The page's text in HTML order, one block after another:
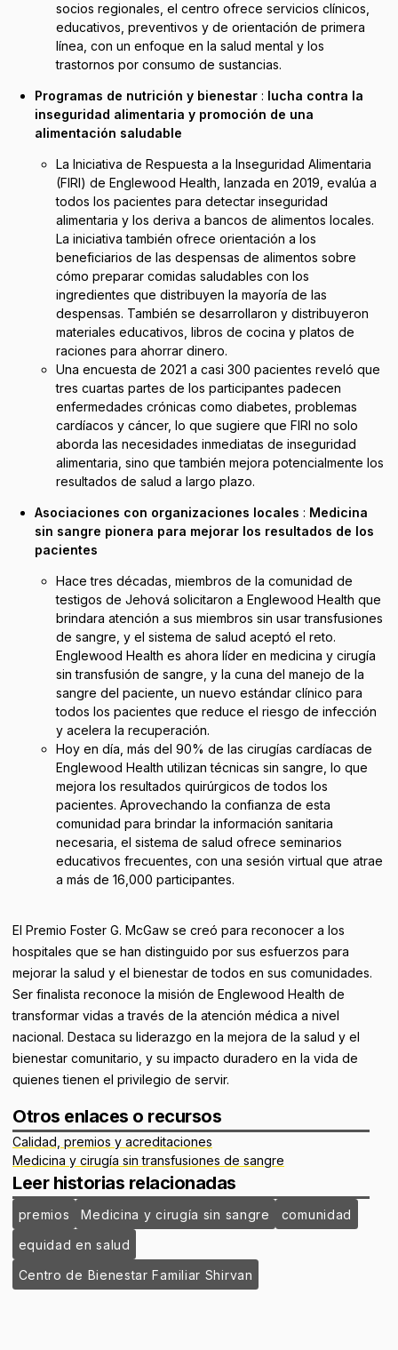
Otros enlaces o recursos
Calidad, premios y acreditaciones
Medicina y cirugía sin transfusiones de sangre
Leer historias relacionadas
premios Medicina y cirugía sin sangre
comunidad
equidad en salud
Centro de Bienestar Familiar Shirvan
socios regionales, el centro ofrece servicios clínicos,
educativos, preventivos y de orientación de primera
línea, con un enfoque en la salud mental y los
trastornos por consumo de sustancias.
Programas de nutrición y bienestar: lucha contra la
inseguridad alimentaria y promoción de una
alimentación saludable
La Iniciativa de Respuesta a la Inseguridad Alimentaria
(FIRI) de Englewood Health, lanzada en 2019, evalúa a
todos los pacientes para detectar inseguridad
alimentaria y los deriva a bancos de alimentos locales.
La iniciativa también ofrece orientación a los
beneficiarios de las despensas de alimentos sobre
cómo preparar comidas saludables con los
ingredientes que distribuyen la mayoría de las
despensas. También se desarrollaron y distribuyeron
materiales educativos, libros de cocina y platos de
raciones para ahorrar dinero.
Una encuesta de 2021 a casi 300 pacientes reveló que
tres cuartas partes de los participantes padecen
enfermedades crónicas como diabetes, problemas
cardíacos y cáncer, lo que sugiere que FIRI no solo
aborda las necesidades inmediatas de inseguridad
alimentaria, sino que también mejora potencialmente los
resultados de salud a largo plazo.
Asociaciones con organizaciones locales : Medicina
sin sangre pionera para mejorar los resultados de los
pacientes
Hace tres décadas, miembros de la comunidad de
testigos de Jehová solicitaron a Englewood Health que
brindara atención a sus miembros sin usar transfusiones
de sangre, y el sistema de salud aceptó el reto.
Englewood Health es ahora líder en medicina y cirugía
sin transfusión de sangre, y la cuna del manejo de la
sangre del paciente, un nuevo estándar clínico para
todos los pacientes que reduce el riesgo de infección
y acelera la recuperación.
Hoy en día, más del 90% de las cirugías cardíacas de
Englewood Health utilizan técnicas sin sangre, lo que
mejora los resultados quirúrgicos de todos los
pacientes. Aprovechando la confianza de esta
comunidad para brindar la información sanitaria
necesaria, el sistema de salud ofrece seminarios
educativos frecuentes, con una sesión virtual que atrae
a más de 16,000 participantes.
El Premio Foster G. McGaw se creó para reconocer a los
hospitales que se han distinguido por sus esfuerzos para
mejorar la salud y el bienestar de todos en sus comunidades.
Ser finalista reconoce la misión de Englewood Health de
transformar vidas a través de la atención médica a nivel
nacional. Destaca su liderazgo en la mejora de la salud y el
bienestar comunitario, y su impacto duradero en la vida de
quienes tienen el privilegio de servir.